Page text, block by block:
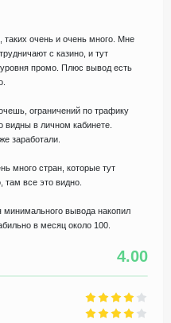
таких очень и очень много. Мне
с казино, и тут
промо. Плюс вывод есть
ограничений по трафику
видны в личном кабинете.
заработали.
много стран, которые тут
там все это видно.
минимального вывода накопил
в месяц около 100.
4.00